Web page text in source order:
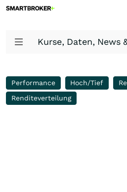
Kurse, Daten, News
Performance Hoch/Tief
Renditeverteilung